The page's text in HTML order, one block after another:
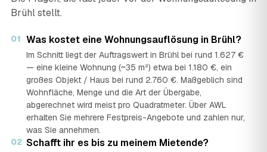
Brühl stellt.
01 Was kostet eine Wohnungsauflösung in Brühl?
Im Schnitt liegt der Auftragswert in Brühl bei rund 1.627 €
— eine kleine Wohnung (~35 m²) etwa bei 1.180 €, ein
großes Objekt / Haus bei rund 2.760 €. Maßgeblich sind
Wohnfläche, Menge und die Art der Übergabe,
abgerechnet wird meist pro Quadratmeter. Über AWL
erhalten Sie mehrere Festpreis-Angebote und zahlen nur,
was Sie annehmen.
02 Schafft ihr es bis zu meinem Mietende?